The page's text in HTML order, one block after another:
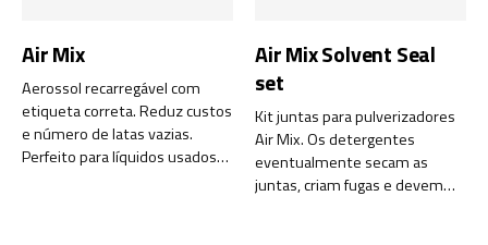
Air Mix
Aerossol recarregável com
etiqueta correta. Reduz custos
e número de latas vazias.
Perfeito para líquidos usados
Air Mix Solvent Seal
set
Kit juntas para pulverizadores
Air Mix. Os detergentes
eventualmente secam as
juntas, criam fugas e devem